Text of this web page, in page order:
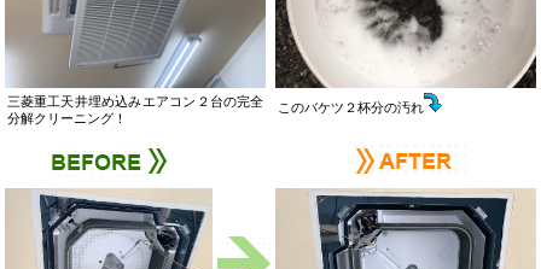
三菱重工天井埋め込みエアコン２台の完全
分解クリーニング！
このバケツ２杯分の汚れ